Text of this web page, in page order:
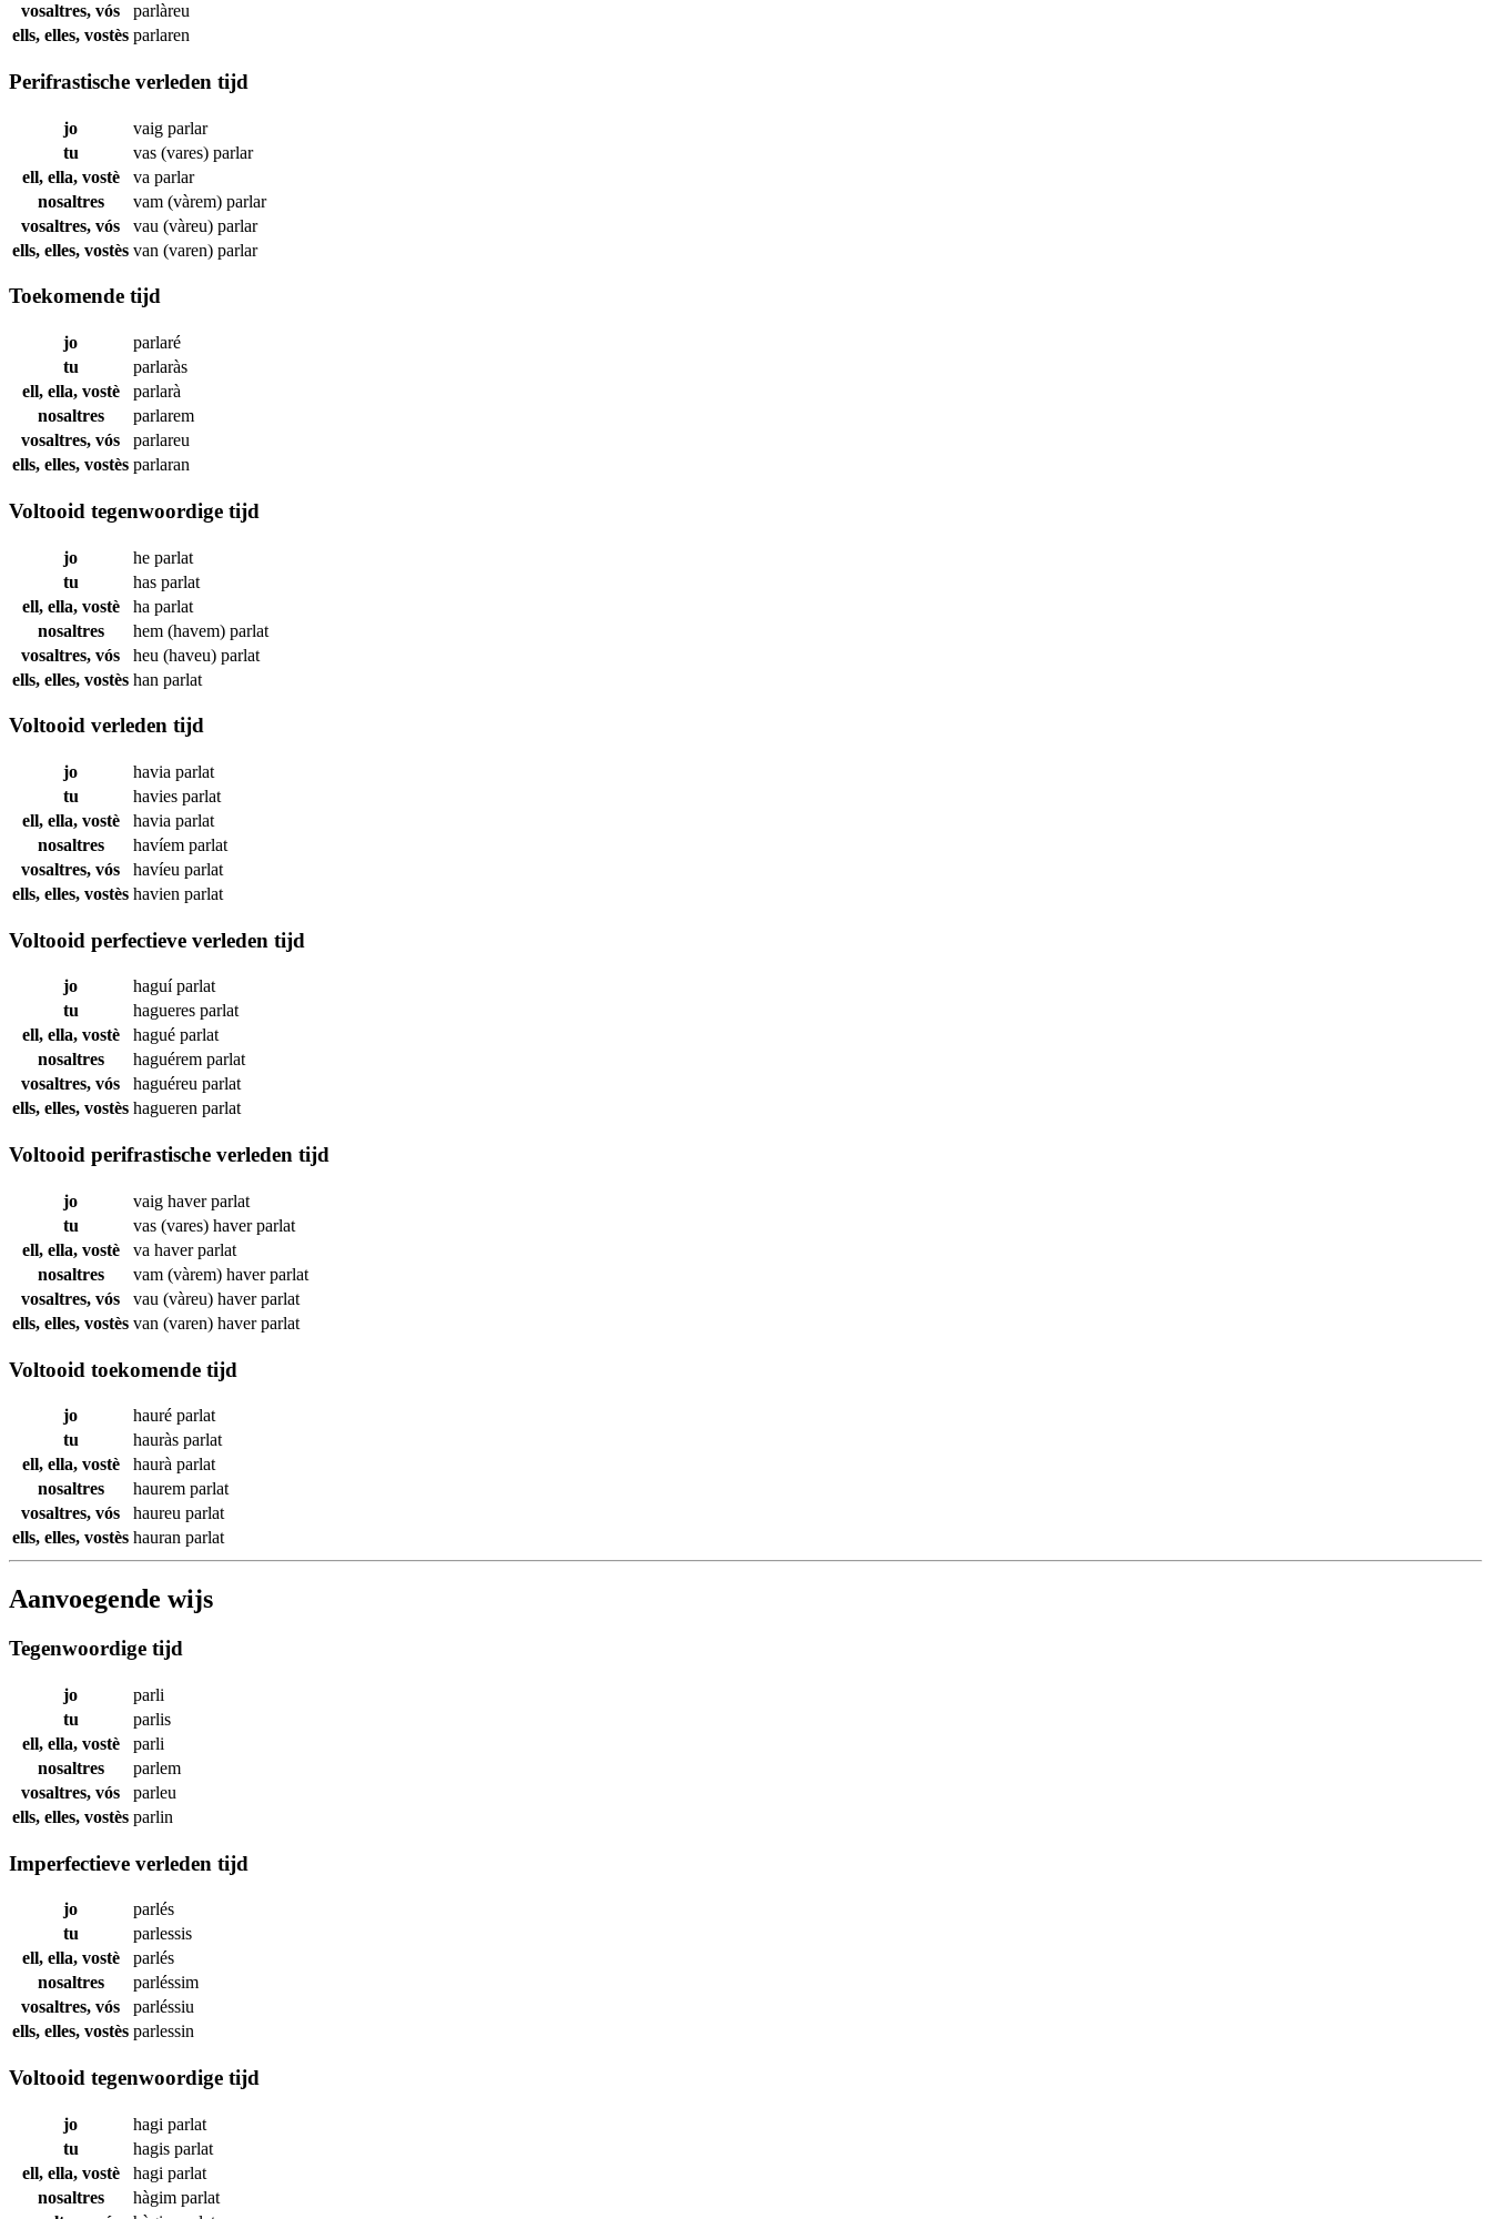
vosaltres, vós
parlàreu
ells, elles, vostès parlaren
Perifrastische verleden tijd
jo vaig parlar
tu
vas (vares) parlar
ell, ella, vostè
va parlar
nosaltres
vam (vàrem) parlar
vosaltres, vós
vau (vàreu) parlar
ells, elles, vostès van (varen) parlar
Toekomende tijd
jo
parlaré
tu
parlaràs
ell, ella, vostè
parlarà
nosaltres
parlarem
vosaltres, vós
parlareu
ells, elles, vostès parlaran
Voltooid tegenwoordige tijd
jo he parlat
tu
has parlat
ell, ella, vostè
ha parlat
nosaltres
hem (havem) parlat
vosaltres, vós
heu (haveu) parlat
ells, elles, vostès han parlat
Voltooid verleden tijd
jo havia parlat
tu
havies parlat
ell, ella, vostè
havia parlat
nosaltres
havíem parlat
vosaltres, vós
havíeu parlat
ells, elles, vostès havien parlat
Voltooid perfectieve verleden tijd
jo haguíparlat
tu
hagueres parlat
ell, ella, vostè
hagué parlat
nosaltres
haguérem parlat
vosaltres, vós
haguéreu parlat
ells, elles, vostès hagueren parlat
Voltooid perifrastische verleden tijd
jo vaig haverparlat
tu
vas (vares) haverparlat
ell, ella, vostè
va haverparlat
nosaltres
vam (vàrem) haverparlat
vosaltres, vós
vau (vàreu) haverparlat
ells, elles, vostès van (varen) haverparlat
Voltooid toekomende tijd
jo hauré parlat
tu
hauràs parlat
ell, ella, vostè
haurà parlat
nosaltres
haurem parlat
vosaltres, vós
haureu parlat
ells, elles, vostès hauran parlat
Aanvoegende wijs
Tegenwoordige tijd
jo
parli
tu
parlis
ell, ella, vostè
parli
nosaltres
parlem
vosaltres, vós
parleu
ells, elles, vostès parlin
Imperfectieve verleden tijd
jo
parlés
tu
parlessis
ell, ella, vostè
parlés
nosaltres
parléssim
vosaltres, vós
parléssiu
ells, elles, vostès parlessin
Voltooid tegenwoordige tijd
jo hagi parlat
tu
hagis parlat
ell, ella, vostè
hagi parlat
nosaltres
hàgim parlat